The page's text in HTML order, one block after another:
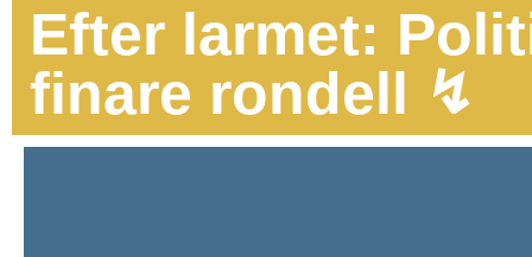
Efter larmet:
finare rondell ↯